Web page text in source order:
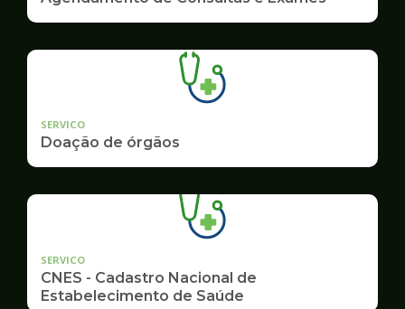
SERVICO
Doação de órgãos
SERVICO
CNES - Cadastro Nacional de
Estabelecimento de Saúde